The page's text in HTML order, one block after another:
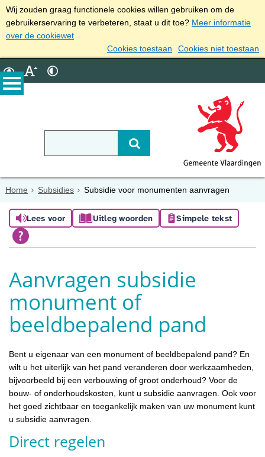
Wij zouden graag functionele cookies willen gebruiken om de
gebruikerservaring te verbeteren, staat u dit toe? Meer informatie
over de cookiewet
Cookies toestaan
Cookies niet toestaan
Home Subsidies Subsidie voor monumenten aanvragen
Lees voor Uitleg woorden Simpele tekst
Aanvragen subsidie
monument of
beeldbepalend pand
Bent u eigenaar van een monument of beeldbepalend pand? En
wilt u het uiterlijk van het pand veranderen door werkzaamheden,
bijvoorbeeld bij een verbouwing of groot onderhoud? Voor de
bouw- of onderhoudskosten, kunt u subsidie aanvragen. Ook voor
het goed zichtbaar en toegankelijk maken van uw monument kunt
u subsidie aanvragen.
Direct regelen